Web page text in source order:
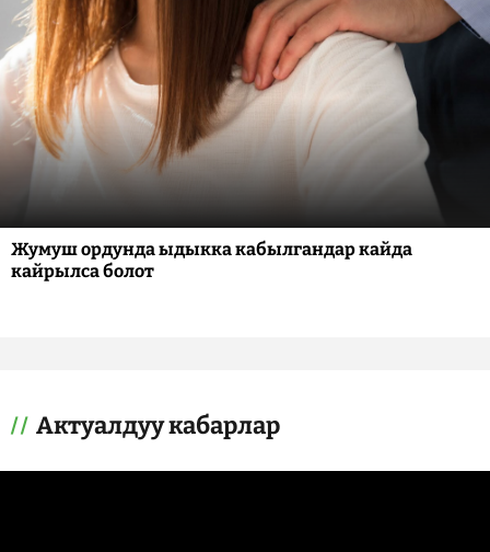
Жумуш ордунда ыдыкка кабылгандар кайда
кайрылса болот
Актуалдуу кабарлар